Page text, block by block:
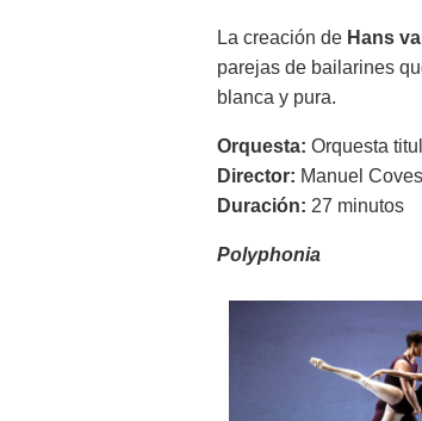
La creación de Hans
parejas de bailarines
blanca y pura.
Orquesta: Orquesta
Director: Manuel Coves
Duración: 27 minutos
Polyphonia